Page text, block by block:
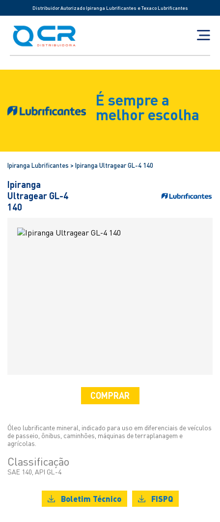
Distribuidor Autorizado Ipiranga Lubrificantes e Texaco Lubrificantes
É sempre a
melhor escolha
Ipiranga Lubrificantes > Ipiranga Ultragear GL-4 140
Ipiranga
Ultragear GL-4
140
Óleo lubrificante mineral, indicado para uso em diferenciais de veículos
de passeio, ônibus, caminhões, máquinas de terraplanagem e
agrícolas.
Classificação
SAE 140, API GL-4
COMPRAR
Boletim Técnico FISPQ